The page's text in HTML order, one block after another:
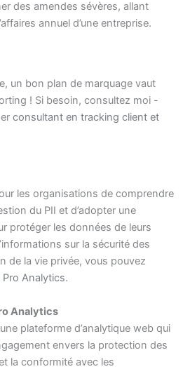
des amendes sévères, allant
annuel d’une entreprise.
un bon plan de marquage vaut
! Si besoin, consultez moi -
consultant en tracking client et
les organisations de comprendre
du PII et d’adopter une
protéger les données de leurs
sur la sécurité des
de la vie privée, vous pouvez
Pro Analytics.
Analytics
plateforme d’analytique web qui
envers la protection des
la conformité avec les